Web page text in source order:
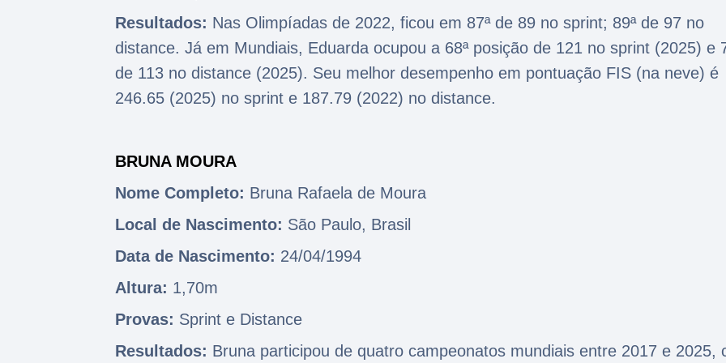
Resultados: Nas Olimpíadas de 2022, ficou em 87ª de 89 no sprint; 89ª de 97 no
distance. Já em Mundiais, Eduarda ocupou a 68ª posição de 121 no sprint (2025) e
de 113 no distance (2025). Seu melhor desempenho em pontuação FIS (na neve) é
246.65 (2025) no sprint e 187.79 (2022) no distance.
BRUNA MOURA
Nome Completo: Bruna Rafaela de Moura
Local de Nascimento: São Paulo, Brasil
Data de Nascimento: 24/04/1994
Altura: 1,70m
Provas: Sprint e Distance
Resultados: Bruna participou de quatro campeonatos mundiais entre 2017 e 2025,